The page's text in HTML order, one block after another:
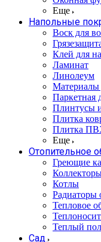
Еще
Напольные
Воск для
Клей для
Ламинат
Линолеум
Материалы
Паркетная
Плинтусы
Плитка
Плитка
Еще
Отопительное
Греющие
Котлы
Радиаторы
Тепловое
Теплый
Сад